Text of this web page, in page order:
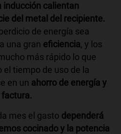
calientan
del metal del recipiente.
de energía sea
una gran eficiencia, y los
más rápido lo que
tiempo de uso de la
en un ahorro de energía y
mes el gasto dependerá
cocinado y la potencia